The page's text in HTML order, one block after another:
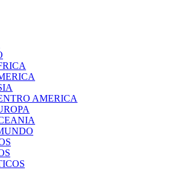
AMERICA